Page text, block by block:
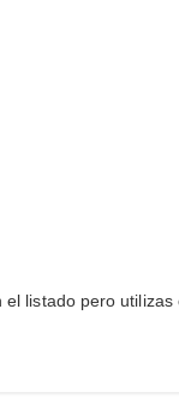
listado pero